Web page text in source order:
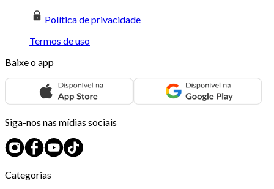
Política de privacidade
Termos de uso
Baixe o app
Siga-nos nas mídias sociais
Categorias